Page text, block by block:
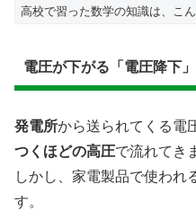
高校で習った数学の知識は、こ
電圧が下がる「電圧降下
発電所から送られてくる電
つくほどの高圧で流れてき
しかし、家電製品で使われ
す。